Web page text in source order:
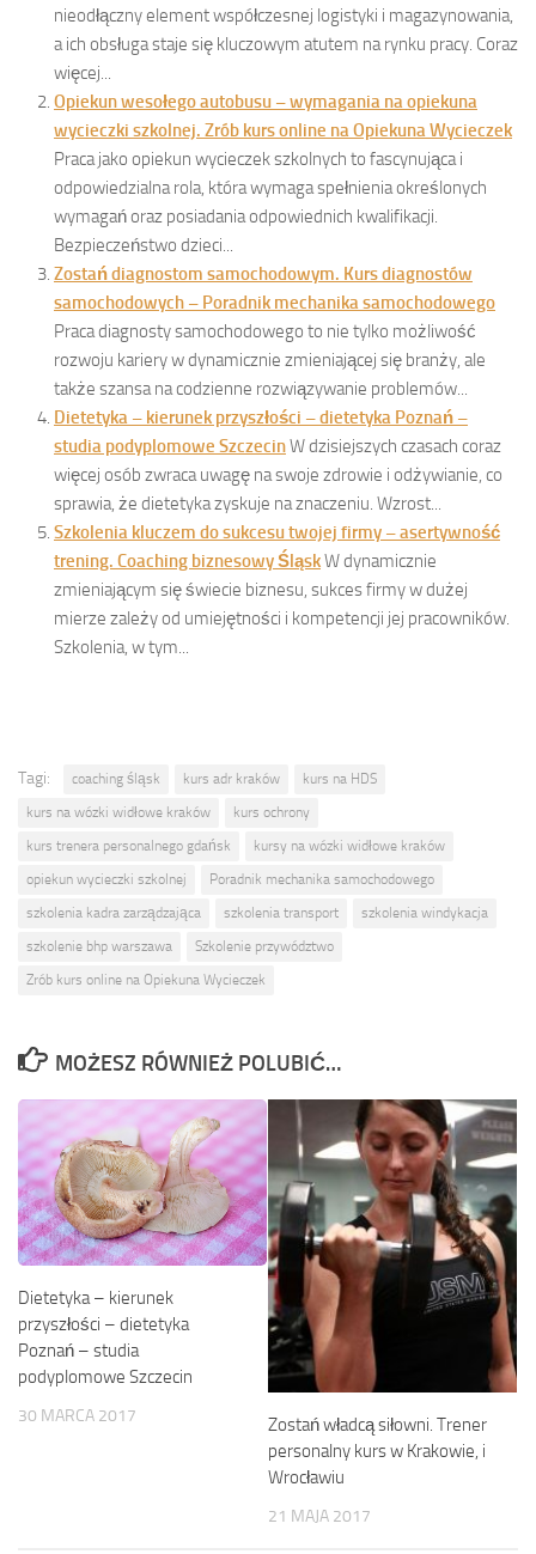
nieodłączny element współczesnej logistyki i magazynowania,
a ich obsługa staje się kluczowym atutem na rynku pracy. Coraz
więcej...
Opiekun wesołego autobusu – wymagania na opiekuna
wycieczki szkolnej. Zrób kurs online na Opiekuna Wycieczek
Praca jako opiekun wycieczek szkolnych to fascynująca i
odpowiedzialna rola, która wymaga spełnienia określonych
wymagań oraz posiadania odpowiednich kwalifikacji.
Bezpieczeństwo dzieci...
Zostań diagnostom samochodowym. Kurs diagnostów
samochodowych – Poradnik mechanika samochodowego
Praca diagnosty samochodowego to nie tylko możliwość
rozwoju kariery w dynamicznie zmieniającej się branży, ale
także szansa na codzienne rozwiązywanie problemów...
Dietetyka – kierunek przyszłości – dietetyka Poznań –
studia podyplomowe SzczecinW dzisiejszych czasach coraz
więcej osób zwraca uwagę na swoje zdrowie i odżywianie, co
sprawia, że dietetyka zyskuje na znaczeniu. Wzrost...
Szkolenia kluczem do sukcesu twojej firmy – asertywność
trening. Coaching biznesowy ŚląskW dynamicznie
zmieniającym się świecie biznesu, sukces firmy w dużej
mierze zależy od umiejętności i kompetencji jej pracowników.
Szkolenia, w tym...
Tagi: coaching śląsk kurs adr kraków
kurs na HDS
kurs na wózki widłowe kraków
kurs ochrony
kurs trenera personalnego gdańsk
kursy na wózki widłowe kraków
opiekun wycieczki szkolnej
Poradnik mechanika samochodowego
szkolenia kadra zarządzająca
szkolenia transport
szkolenia windykacja
szkolenie bhp warszawa
Szkolenie przywództwo
Zrób kurs online na Opiekuna Wycieczek
MOŻESZ RÓWNIEŻ POLUBIĆ…
Dietetyka – kierunek
przyszłości – dietetyka
Poznań – studia
podyplomowe Szczecin
30 MARCA 2017
Zostań władcą siłowni. Trener
personalny kurs w Krakowie, i
Wrocławiu
21 MAJA 2017